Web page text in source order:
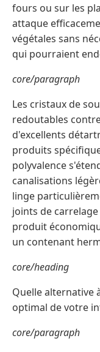
fours ou sur les
attaque
végétales sans
qui pourraient
core/paragraph
Les cristaux de
redoutables
d'excellents
produits
polyvalence
canalisations
linge
joints de
produit
un contenant
core/heading
Quelle alternative
optimal de votre
core/paragraph